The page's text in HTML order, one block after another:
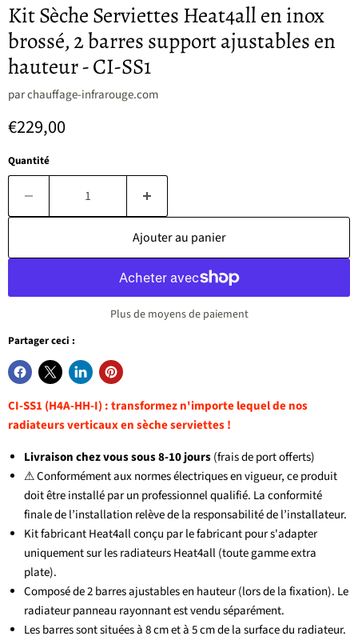
Kit Sèche Serviettes Heat4all en inox
brossé, 2 barres support ajustables en
hauteur - CI-SS1
parchauffage-infrarouge.com
Prix actuel
€229,00
Quantité
Ajouter au panier
Plus de moyens de paiement
Partager ceci :
CI-SS1 (H4A-HH-I) : transformez n'importe lequel de nos
radiateurs verticaux en sèche serviettes !
Livraison chez vous sous 8-10 jours(frais de port offerts)
⚠ Conformément aux normes électriques en vigueur, ce produit
doit être installé par un professionnel qualifié. La conformité
finale de l’installation relève de la responsabilité de l’installateur.
Kit fabricant Heat4all conçu par le fabricant pour s'adapter
uniquement sur les radiateurs Heat4all (toute gamme extra
plate).
Composé de 2 barres ajustables en hauteur (lors de la fixation). Le
radiateur panneau rayonnant est vendu séparément.
Les barres sont situées à 8 cm et à 5 cm de la surface du radiateur.